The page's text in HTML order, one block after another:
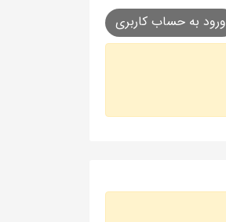
ورود به حساب کاربری